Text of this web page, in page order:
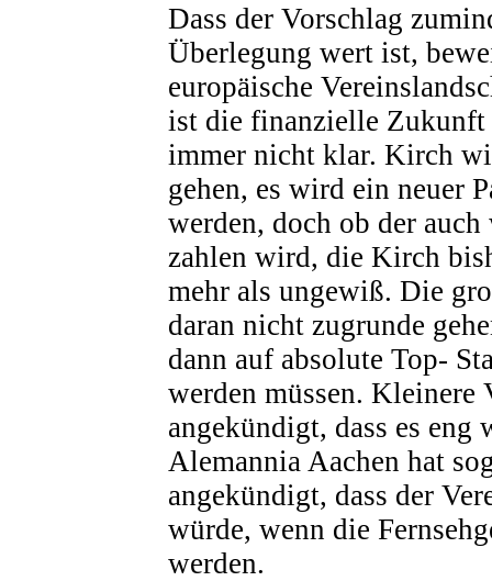
Dass der Vorschlag
Überlegung wert ist,
europäische
ist die finanzielle Zukunft
immer nicht klar. Kirch
gehen, es wird ein neuer
werden, doch ob der
zahlen wird, die Kirch
mehr als ungewiß. Die
daran nicht zugrunde
dann auf absolute Top-
werden müssen. Kleinere
angekündigt, dass es eng
Alemannia Aachen hat
angekündigt, dass der
würde, wenn die
werden.